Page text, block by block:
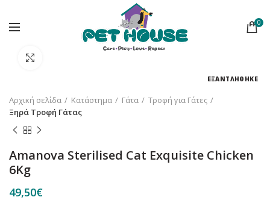
0
ΕΞΑΝΤΛΗΘΗΚΕ
Αρχική σελίδα Κατάστημα Γάτα
Τροφή για Γάτες
Ξηρά Τροφή Γάτας
Amanova Sterilised Cat Exquisite Chicken
6Kg
49,50€